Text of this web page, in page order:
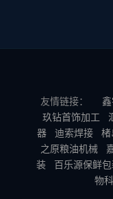
友情链接：
玖钻首饰加工
器
迪索焊接 楮
之原粮油机械
装
百乐源保鲜
物